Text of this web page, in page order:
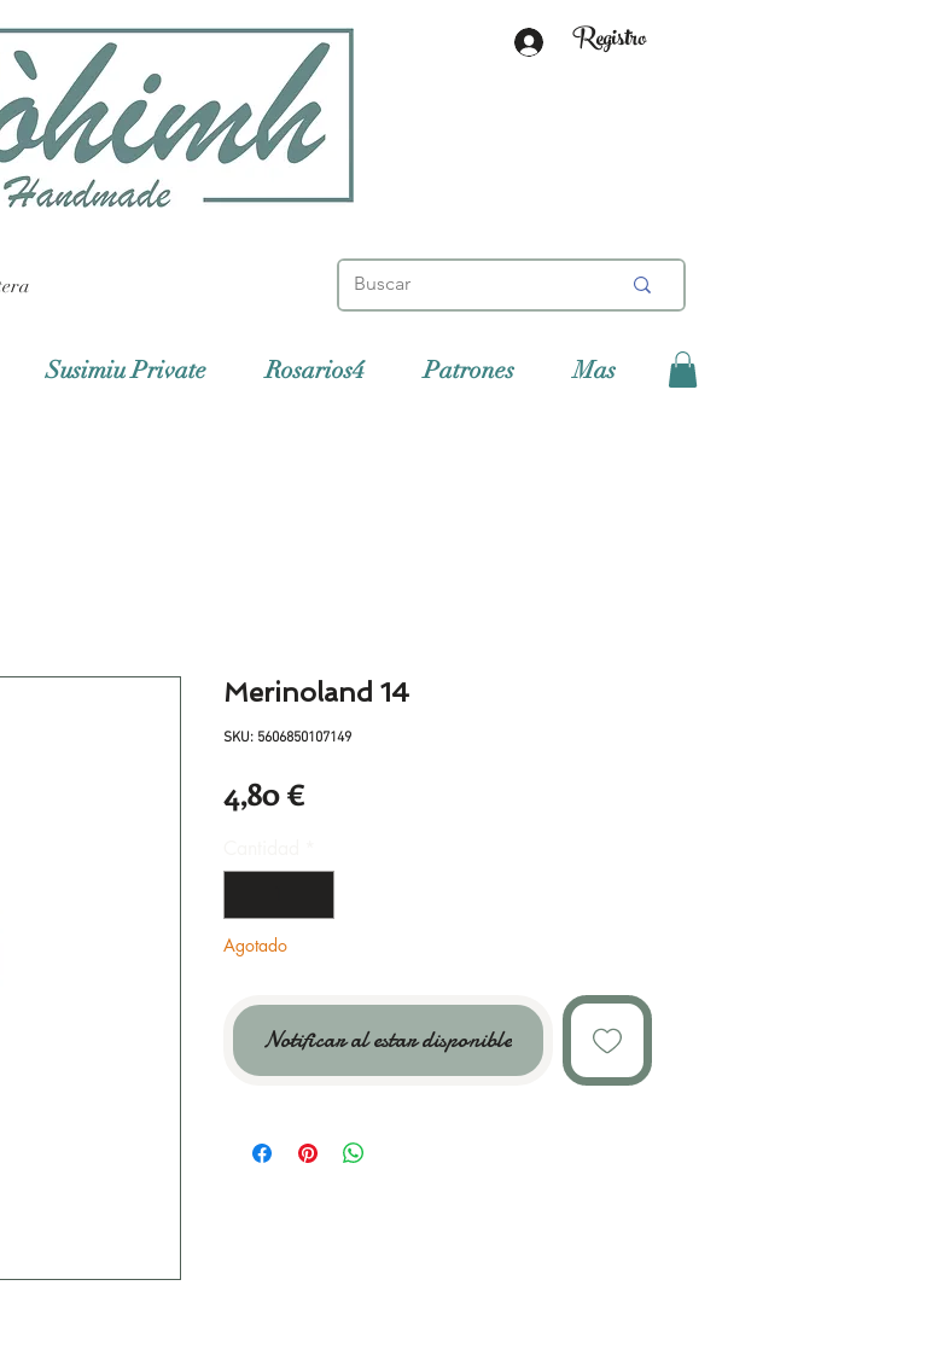
Registro
Susimiu Private Rosarios4 Patrones Mas
Merinoland 14
SKU: 5606850107149
4,80 €
Agotado
Notificar al estar disponible